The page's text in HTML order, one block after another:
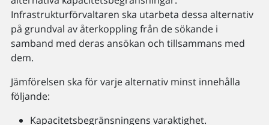
Infrastrukturförvaltaren ska utarbeta dessa alternativ
på grundval av återkoppling från de sökande i
samband med deras ansökan och tillsammans med
dem.
Jämförelsen ska för varje alternativ minst innehålla
följande:
Kapacitetsbegränsningens varaktighet.